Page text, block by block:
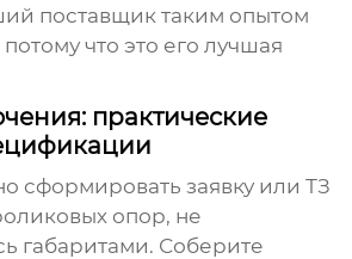
поставщик таким опытом
что это его лучшая
практические
сформировать заявку или ТЗ
опор, не
габаритами. Соберите